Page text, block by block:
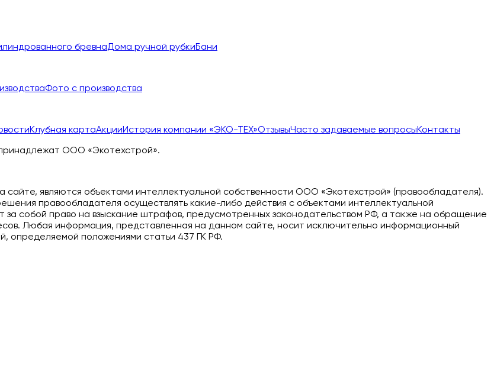
бревнаДома ручной рубкиБани
Фото с производства
Клубная картаАкцииИстория компании «ЭКО-ТЕХ»ОтзывыЧасто задаваемые вопросыКонтакты
ООО «Экотехстрой».
являются объектами интеллектуальной собственности ООО «Экотехстрой» (правообладателя).
правообладателя осуществлять какие-либо действия с объектами интеллектуальной
за собой право на взыскание штрафов, предусмотренных законодательством РФ, а также на обращение
Любая информация, представленная на данном сайте, носит исключительно информационный
определяемой положениями статьи 437 ГК РФ.